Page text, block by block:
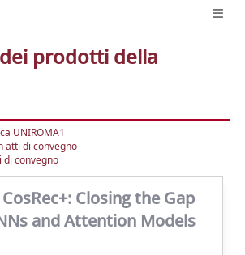
prodotti della
UNIROMA1
atti di convegno
di convegno
Closing the Gap
and Attention Models